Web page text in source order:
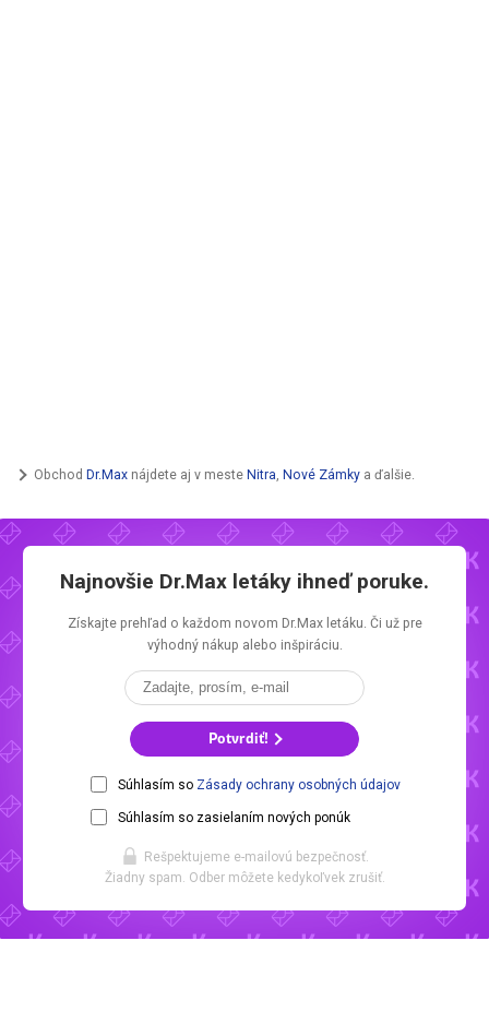
Obchod Dr.Max nájdete aj v meste Nitra Nové Zámky a ďalšie.
Najnovšie Dr.Max letáky ihneď poruke.
Získajte prehľad o každom novom Dr.Max letáku. Či už pre
výhodný nákup alebo inšpiráciu.
Potvrdiť!
Súhlasím so Zásady ochrany osobných údajov
Súhlasím so zasielaním nových ponúk
Rešpektujeme e-mailovú bezpečnosť.
Žiadny spam. Odber môžete kedykoľvek zrušiť.